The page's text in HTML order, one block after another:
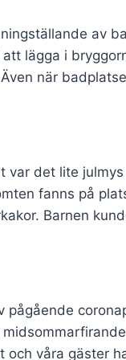
av
lägga i
när
var det lite
fanns på
Barnen
pågående
och våra gäster